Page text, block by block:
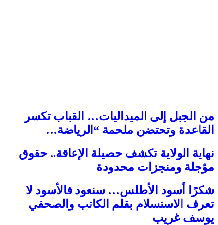
من الجبل إلى الميداليات… القباب تكسر
القاعدة وتحتضن ملحمة “الرياضة…
نهاية الولاية تكشف حصيلة الإعاقة.. حقوق
مؤجلة ومنجزات محدودة
شكرًا أسود الأطلس… سنعود فالأسود لا
تعرف الاستسلام بقلم الكاتب والصحفي
يوسف غريب